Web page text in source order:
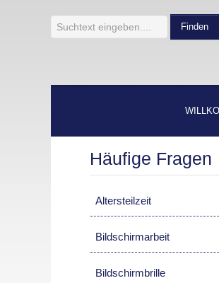
Finden
Häufige Fragen
Altersteilzeit
Bildschirmarbeit
Bildschirmbrille